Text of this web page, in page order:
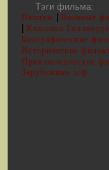
Тэги фильма:
Пеплум | Военные
| Классика Голливуда
Биографические
Исторические
Приключенческие
Зарубежные х/ф